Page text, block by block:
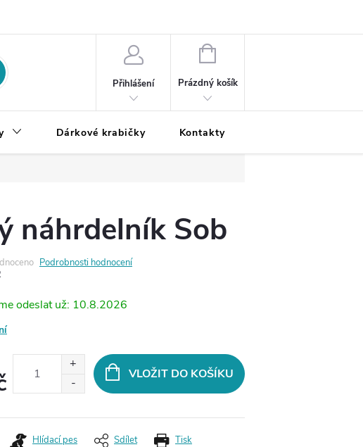
Přihlášení
NÁKUPNÍ
Prázdný košík
Dárkové krabičky Kontakty
náhrdelník Sob
Podrobnosti hodnocení
10.8.2026
VLOŽIT DO KOŠÍKU
Tisk
Hlídací pes Sdílet